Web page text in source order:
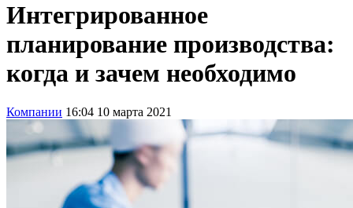
Интегрированное
планирование производства:
когда и зачем необходимо
Компании 16:04 10 марта 2021